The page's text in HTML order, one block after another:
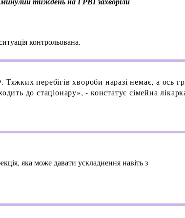
контрольована.
перебігів хвороби наразі немає, а ось
до стаціонару», - констатує сімейна
яка може давати ускладнення навіть з